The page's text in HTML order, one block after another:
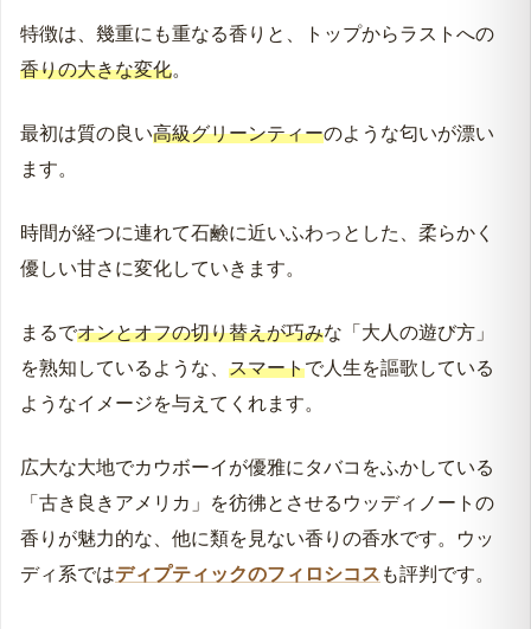
特徴は、幾重にも重なる香りと、トップからラストへの
香りの大きな変化。
最初は質の良い高級グリーンティーのような匂いが漂い
ます。
時間が経つに連れて石鹸に近いふわっとした、柔らかく
優しい甘さに変化していきます。
まるでオンとオフの切り替えが巧みな「大人の遊び方」
を熟知しているような、 スマートで人生を謳歌している
ようなイメージを与えてくれます。
広大な大地でカウボーイが優雅にタバコをふかしている
「古き良きアメリカ」を彷彿とさせるウッディノートの
香りが魅力的な、他に類を見ない香りの香水です。ウッ
ディ系ではディプティックのフィロシコス も評判です。